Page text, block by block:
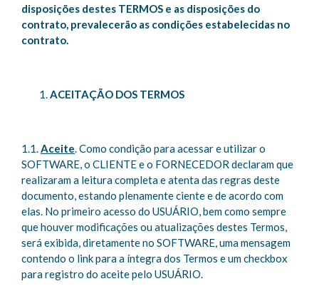
disposições destes TERMOS e as disposições do
contrato, prevalecerão as condições estabelecidas no
contrato.
ACEITAÇÃO DOS TERMOS
1.1.Aceite. Como condição para acessar e utilizar o
SOFTWARE, o CLIENTE e o FORNECEDOR declaram que
realizaram a leitura completa e atenta das regras deste
documento, estando plenamente ciente e de acordo com
elas. No primeiro acesso do USUÁRIO, bem como sempre
que houver modificações ou atualizações destes Termos,
será exibida, diretamente no SOFTWARE, uma mensagem
contendo o link para a íntegra dos Termos e um checkbox
para registro do aceite pelo USUÁRIO.